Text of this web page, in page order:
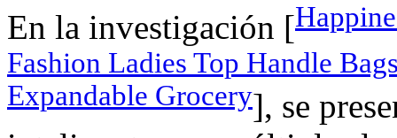
En la investigación [
Fashion Ladies Top Handle
Expandable Grocery], se